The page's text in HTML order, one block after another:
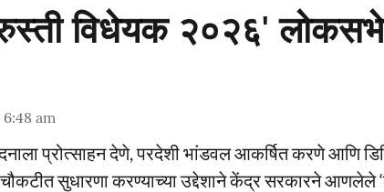
विधेयक २०२६'
am
प्रोत्साहन देणे, परदेशी भांडवल आकर्षित करणे आणि
सुधारणा करण्याच्या उद्देशाने केंद्र सरकारने आणलेले